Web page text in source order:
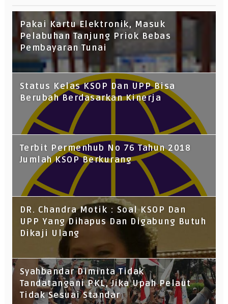
Pakai Kartu Elektronik, Masuk
Pelabuhan Tanjung Priok Bebas
Pembayaran Tunai
Status Kelas KSOP Dan UPP Bisa
Berubah Berdasarkan Kinerja
Terbit Permenhub No 76 Tahun 2018
Jumlah KSOP Berkurang
DR. Chandra Motik : Soal KSOP Dan
UPP Yang Dihapus Dan Digabung Butuh
Dikaji Ulang
Syahbandar Diminta Tidak
Tandatangani PKL, Jika Upah Pelaut
Tidak Sesuai Standar